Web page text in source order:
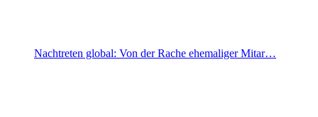
Nachtreten global: Von der Rache ehemaliger Mitar…